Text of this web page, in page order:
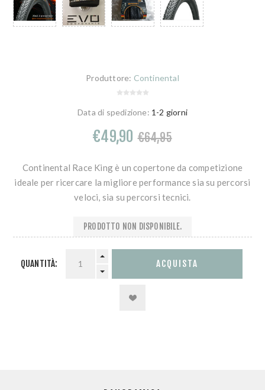
Produttore: Continental
Data di spedizione: 1-2 giorni
€49,90 €64,95
Continental Race King è un copertone da competizione
ideale per ricercare la migliore performance sia su percorsi
veloci, sia su percorsi tecnici.
PRODOTTO NON DISPONIBILE.
QUANTITÀ: